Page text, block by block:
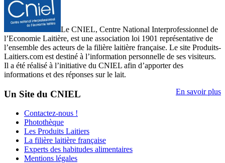
Le CNIEL, Centre National Interprofessionnel de
l’Economie Laitière, est une association loi 1901 représentative de
l’ensemble des acteurs de la filière laitière française. Le site Produits-
Laitiers.com est destiné à l’information personnelle de ses visiteurs.
Il a été réalisé à l’initiative du CNIEL afin d’apporter des
informations et des réponses sur le lait.
En savoir plus
Un Site du CNIEL
Contactez-nous !
Photothèque
Les Produits Laitiers
La filière laitière française
Experts des habitudes alimentaires
Mentions légales